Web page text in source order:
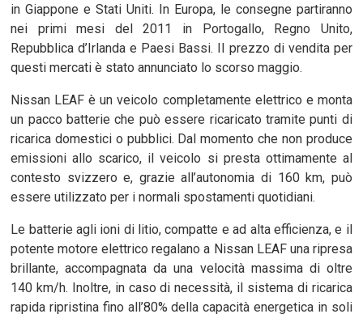
in Giappone e Stati Uniti. In Europa, le consegne partiranno
nei primi mesi del 2011 in Portogallo, Regno Unito,
Repubblica d’Irlanda e Paesi Bassi. Il prezzo di vendita per
questi mercati è stato annunciato lo scorso maggio.
Nissan LEAF è un veicolo completamente elettrico e monta
un pacco batterie che può essere ricaricato tramite punti di
ricarica domestici o pubblici. Dal momento che non produce
emissioni allo scarico, il veicolo si presta ottimamente al
contesto svizzero e, grazie all’autonomia di 160 km, può
essere utilizzato per i normali spostamenti quotidiani.
Le batterie agli ioni di litio, compatte e ad alta efficienza, e il
potente motore elettrico regalano a Nissan LEAF una ripresa
brillante, accompagnata da una velocità massima di oltre
140 km/h. Inoltre, in caso di necessità, il sistema di ricarica
rapida ripristina fino all’80% della capacità energetica in soli